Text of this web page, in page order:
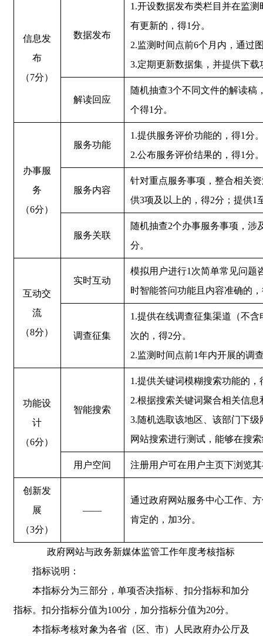
信息发
布
（7分）
数据发布
1.开设数据发布类栏目并在监
有更新的，得1分。
2.监测时间点前6个月内，通过
3.定期更新数据集，并提供下
解读回应
随机抽查3个不同文件的解读稿
个得1分。
办事服
务
（6分）
服务功能
1.提供服务评价功能的，得1分
2.公布服务评价结果的，得1分
服务内容
针对重点服务事项，整合相关
供3项及以上的，得2分；提供1
服务关联
随机抽查2个办事服务事项，涉
分。
互动交
流
（8分）
实时互动
模拟用户进行1次简单常见问题
时智能答问功能且内容准确的
调查征集
1.提供在线调查征集渠道（不
次的，得2分。
2.监测时间点前1年内开展的调
功能设
计
（6分）
智能搜索
1.提供关键词模糊搜索功能的，
2.根据搜索关键词聚合相关信
3.随机选取该地区、该部门下
网站搜索进行测试，能够在搜
用户空间 注册用户可在用户主页下浏览
创新发
展
（3分）
——
通过政府网站服务中心工作、
肯定的，加3分。
政府网站与政务新媒体监管工作年度考核指标
指标说明：
本指标分为三部分，单项否决指标、扣分指标和加分
指标。扣分指标分值为100分，加分指标分值为20分。
本指标考核对象为各省（区、市）人民政府办公厅及